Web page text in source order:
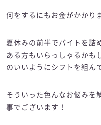
何をするにもお金がかかり
夏休みの前半でバイトを詰
ある方もいらっしゃるかも
のいいようにシフトを組ん
そういった色んなお悩みを
事でございます！